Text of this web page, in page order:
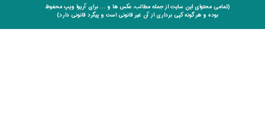
(تمامی محتوای این سایت از جمله مطالب، عکس ها و ... برای آریوا ویپ محفوظ
بوده و هر گونه کپی برداری از آن غیر قانونی است و پیگرد قانونی دارد)